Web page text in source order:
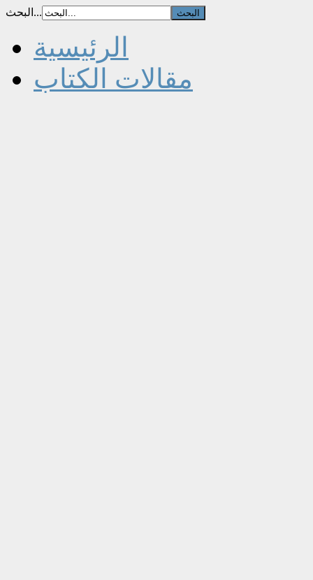
البحث...
الرئيسية
مقالات الكتاب